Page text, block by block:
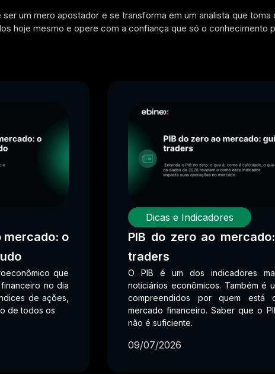
um mero apostador e se transforma em um analista que toma
hoje mesmo e opere com a confiança que só o conhecimento
mercado: o
que
no dia
de ações,
de todos os
Dicas e Indicadores
PIB do zero ao
traders
O PIB é um dos indicadores
noticiários econômicos. Também é
compreendidos por quem está
mercado financeiro. Saber que o
não é suficiente.
09/07/2026